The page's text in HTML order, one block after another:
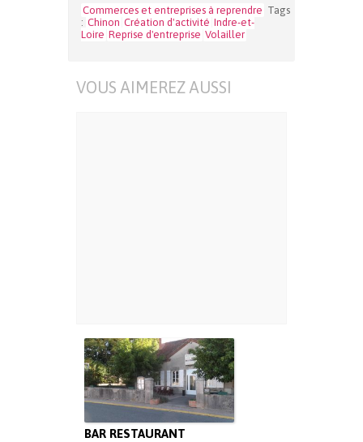
Commerces et entreprises à reprendre Tags
: Chinon Création d'activité Indre-et-
Loire Reprise d'entreprise Volailler
VOUS AIMEREZ AUSSI
BAR RESTAURANT